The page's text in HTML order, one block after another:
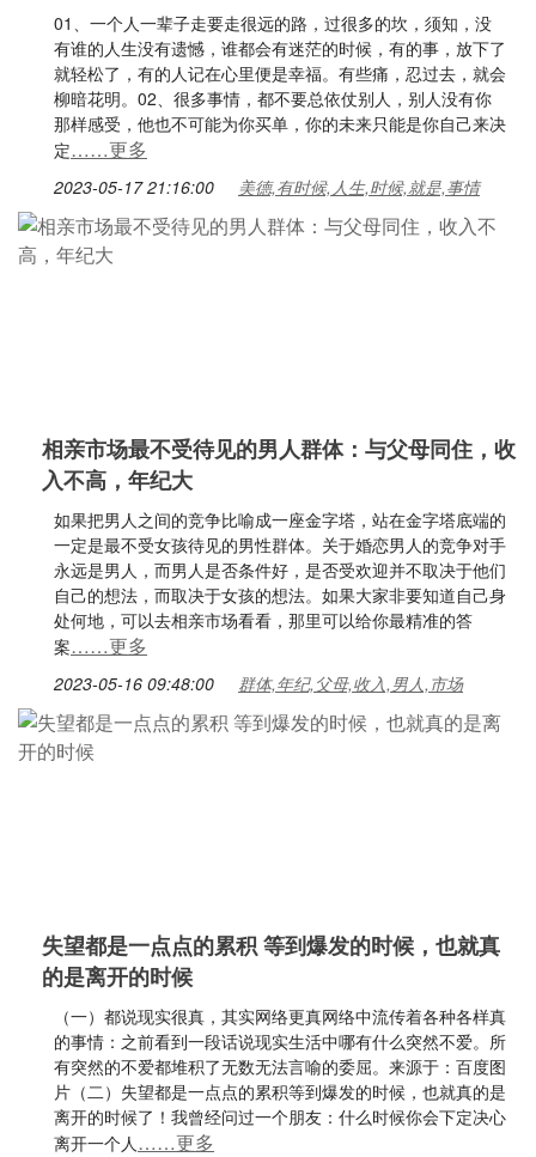
01、一个人一辈子走要走很远的路，过很多的坎，须知，没
有谁的人生没有遗憾，谁都会有迷茫的时候，有的事，放下了
就轻松了，有的人记在心里便是幸福。有些痛，忍过去，就会
柳暗花明。02、很多事情，都不要总依仗别人，别人没有你
那样感受，他也不可能为你买单，你的未来只能是你自己来决
定……更多
2023-05-17 21:16:00 美德,有时候,人生,时候,就是,事情
相亲市场最不受待见的男人群体：与父母同住，收
入不高，年纪大
如果把男人之间的竞争比喻成一座金字塔，站在金字塔底端的
一定是最不受女孩待见的男性群体。关于婚恋男人的竞争对手
永远是男人，而男人是否条件好，是否受欢迎并不取决于他们
自己的想法，而取决于女孩的想法。如果大家非要知道自己身
处何地，可以去相亲市场看看，那里可以给你最精准的答
案……更多
2023-05-16 09:48:00 群体,年纪,父母,收入,男人,市场
失望都是一点点的累积 等到爆发的时候，也就真
的是离开的时候
（一）都说现实很真，其实网络更真网络中流传着各种各样真
的事情：之前看到一段话说现实生活中哪有什么突然不爱。所
有突然的不爱都堆积了无数无法言喻的委屈。来源于：百度图
片（二）失望都是一点点的累积等到爆发的时候，也就真的是
离开的时候了！我曾经问过一个朋友：什么时候你会下定决心
离开一个人……更多